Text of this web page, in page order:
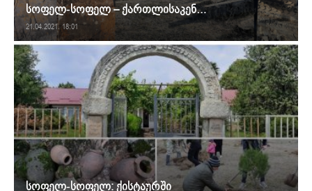
სოფელ-სოფელ – ქართლისაკენ…
21.04.2021. 18:01
სოფელ-სოფელ: ქისტაურში